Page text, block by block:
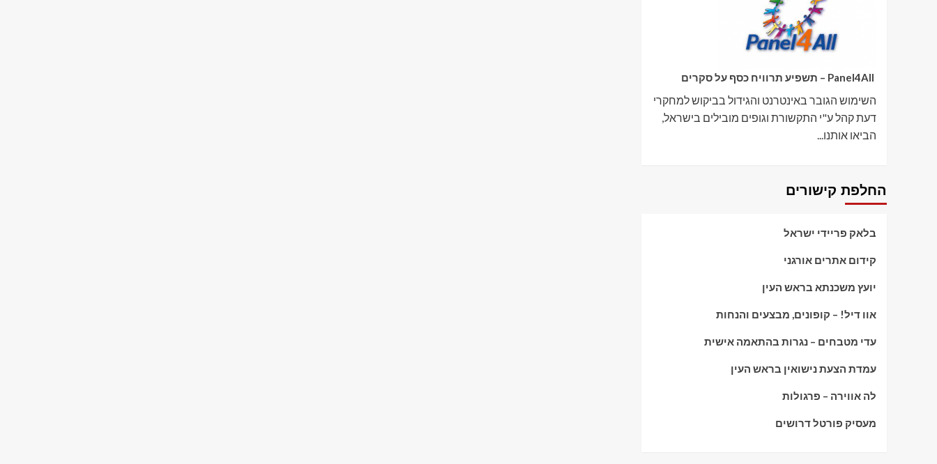
השימוש הגובר באינטרנט והגידול בביקוש למחקרי
דעת קהל ע"י התקשורת וגופים מובילים בישראל,
הביאו אותנו...
החלפת קישורים
בלאק פריידי ישראל
קידום אתרים אורגני
יועץ משכנתא בראש העין
אוו דיל! – קופונים, מבצעים והנחות
עדי מטבחים – נגרות בהתאמה אישית
עמדת הצעת נישואין בראש העין
לה אווירה – פרגולות
מעסיק פורטל דרושים